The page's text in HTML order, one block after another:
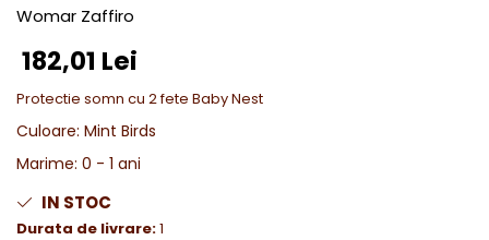
Womar Zaffiro
182,01 Lei
Protectie somn cu 2 fete Baby Nest
Culoare: Mint Birds
Marime: 0 - 1 ani
IN STOC
Durata de livrare:1